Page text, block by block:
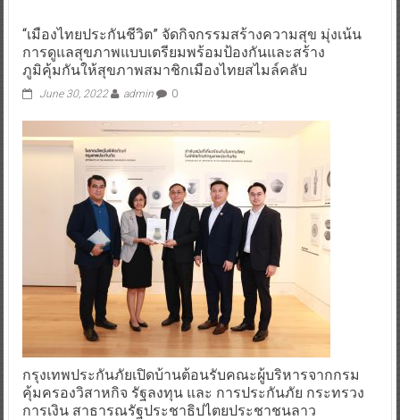
“เมืองไทยประกันชีวิต” จัดกิจกรรมสร้างความสุข มุ่งเน้น
การดูแลสุขภาพแบบเตรียมพร้อมป้องกันและสร้าง
ภูมิคุ้มกันให้สุขภาพสมาชิกเมืองไทยสไมล์คลับ
June 30, 2022 admin 0
กรุงเทพประกันภัยเปิดบ้านต้อนรับคณะผู้บริหารจากกรม
คุ้มครองวิสาหกิจ รัฐลงทุน และ การประกันภัย กระทรวง
การเงิน สาธารณรัฐประชาธิปไตยประชาชนลาว